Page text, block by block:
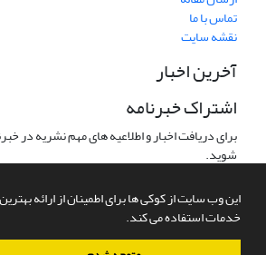
این وب سایت از کوکی ها برای اطمینان از ارائه بهترین
خدمات استفاده می کند.
تماس با ما
نقشه سایت
آخرین اخبار
اشتراک خبرنامه
برای دریافت اخبار و اطلاعیه های مهم نشریه در
شوید.